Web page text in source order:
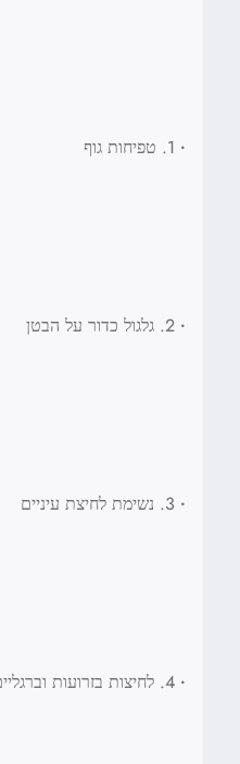
• 1. טפיחות גוף
• 2. גלגול כדור על הבטן
• 3. נשימת לחיצת עיניים
• 4. לחיצות בזרועות וברגליים